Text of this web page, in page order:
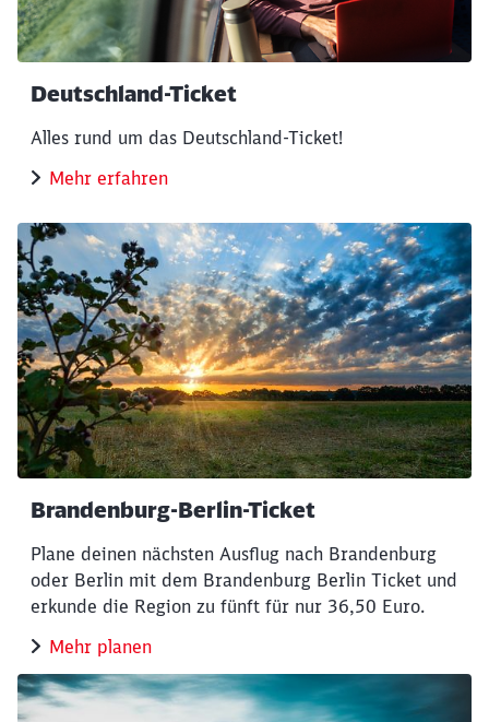
Deutschland-Ticket
Alles rund um das Deutschland-Ticket!
Mehr erfahren
Brandenburg-Berlin-Ticket
Plane deinen nächsten Ausflug nach Brandenburg
oder Berlin mit dem Brandenburg Berlin Ticket und
erkunde die Region zu fünft für nur 36,50 Euro.
Mehr planen